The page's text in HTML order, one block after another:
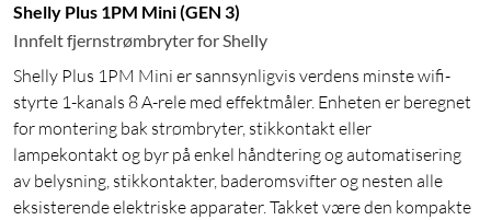
Shelly Plus 1PM Mini (GEN 3)
Innfelt fjernstrømbryter for Shelly
Shelly Plus 1PM Mini er sannsynligvis verdens minste wifi-
styrte 1-kanals 8 A-rele med effektmåler. Enheten er beregnet
for montering bak strømbryter, stikkontakt eller
lampekontakt og byr på enkel håndtering og automatisering
av belysning, stikkontakter, baderomsvifter og nesten alle
eksisterende elektriske apparater. Takket være den kompakte